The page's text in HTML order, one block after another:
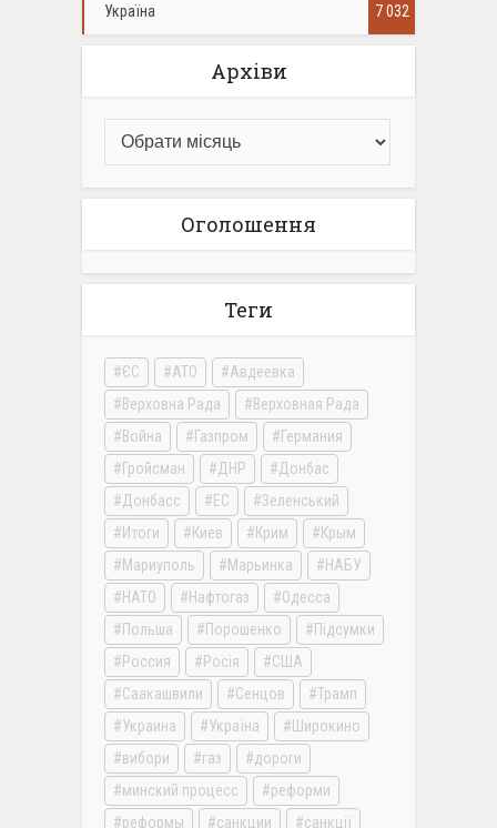
Україна 7 032
Архіви
Оголошення
Теги
ЄС АТО
Авдеевка
Верховна Рада
Верховная Рада
Война
Газпром
Германия
Гройсман
ДНР
Донбас
Донбасс
ЕС
Зеленський
Итоги
Киев Крим
Крым
Мариуполь
Марьинка
НАБУ
НАТО
Нафтогаз
Одесса
Польша
Порошенко
Підсумки
Россия
Росія
США
Саакашвили
Сенцов
Трамп
Украина
Україна
Широкино
вибори
газ
дороги
минский процесс
реформи
реформы
санкции санкції